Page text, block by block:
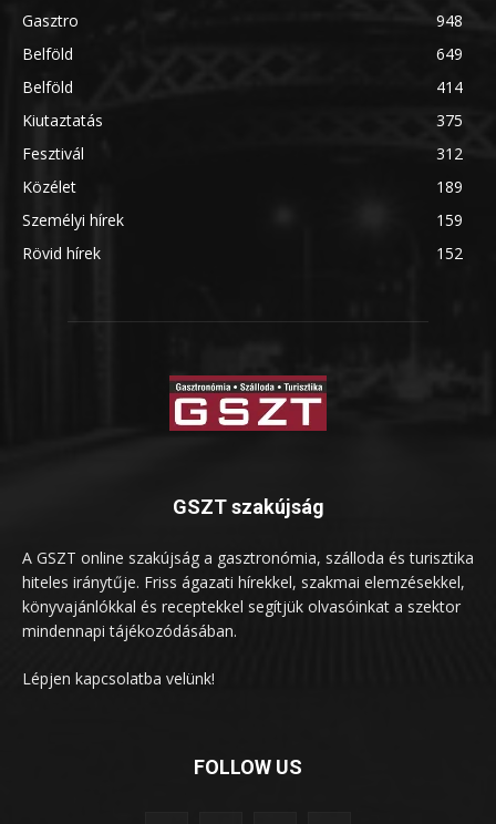
Gasztro
948
Belföld
649
Belföld
414
Kiutaztatás
375
Fesztivál
312
Közélet
189
Személyi hírek
159
Rövid hírek
152
GSZT szakújság
A GSZT online szakújság a gasztronómia, szálloda és turisztika
hiteles iránytűje. Friss ágazati hírekkel, szakmai elemzésekkel,
könyvajánlókkal és receptekkel segítjük olvasóinkat a szektor
mindennapi tájékozódásában.
Lépjen kapcsolatba velünk!
FOLLOW US